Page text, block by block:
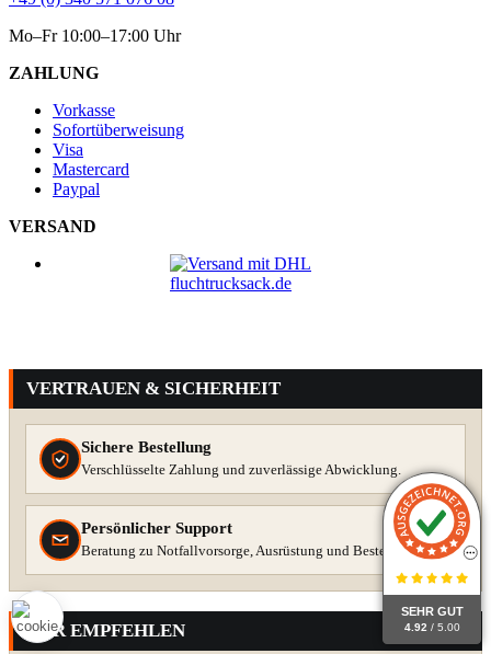
Mo–Fr 10:00–17:00 Uhr
ZAHLUNG
Vorkasse
Sofortüberweisung
Visa
Mastercard
Paypal
VERSAND
VERTRAUEN & SICHERHEIT
Sichere Bestellung
Verschlüsselte Zahlung und zuverlässige Abwicklung.
Persönlicher Support
Beratung zu Notfallvorsorge, Ausrüstung und Bestellung.
WIR EMPFEHLEN
SEHR GUT
4.92 / 5.00